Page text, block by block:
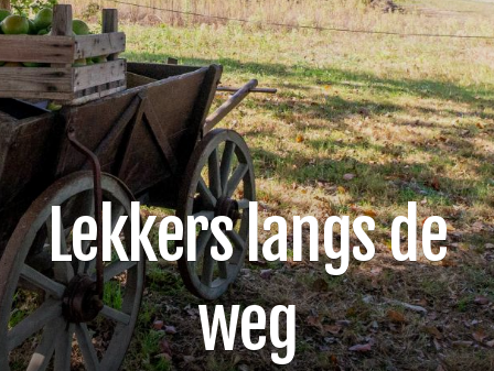
Lekkers langs de
weg